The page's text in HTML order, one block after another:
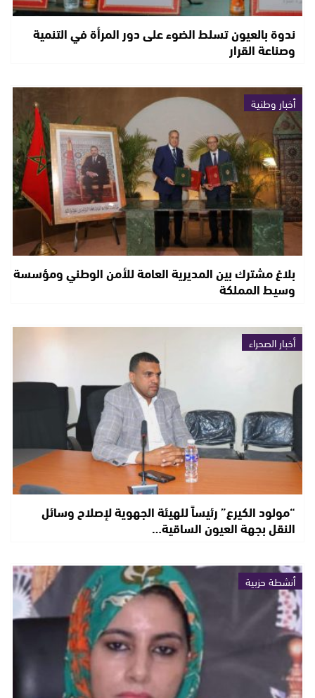
ندوة بالعيون تسلط الضوء على دور المرأة في التنمية
وصناعة القرار
أخبار وطنية
بلاغ مشترك بين المديرية العامة للأمن الوطني ومؤسسة
وسيط المملكة
أخبار الصحراء
“مولود الكيرع” رئيساً للهيئة الجهوية لإصلاح وسائل
النقل بجهة العيون الساقية…
أنشطة حزبية